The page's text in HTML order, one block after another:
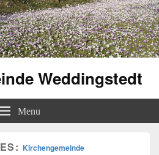
Weddingstedt
Menu
Kirchengemeinde